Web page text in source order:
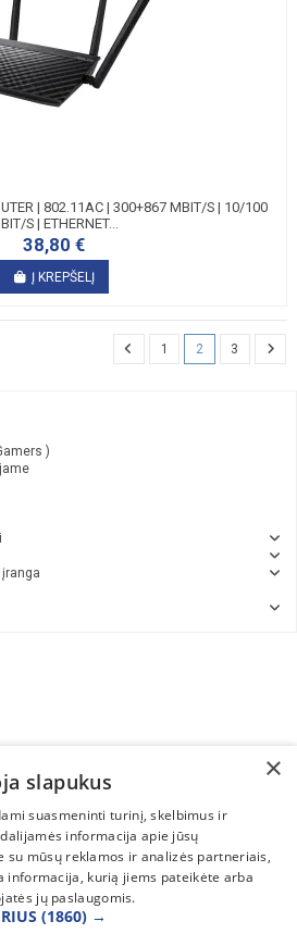
| 802.11AC | 300+867 MBIT/S | 10/100
S | ETHERNET...
38,80 €
Į KREPŠELĮ
1 2 3
)
×
slapukus
suasmeninti turinį, skelbimus ir
informacija apie jūsų
su mūsų reklamos ir analizės partneriais,
informacija, kurią jiems pateikėte arba
jų paslaugomis.
(1860) →